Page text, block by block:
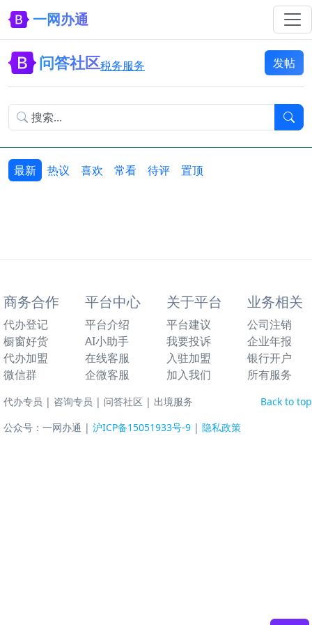
一网办通
问答社区税务服务 发帖
最新 热议 喜欢 常看 待评 置顶
商务合作
代办登记
橱窗好货
代办加盟
微信群
平台中心
平台介绍
AI小助手
在线客服
企微客服
关于平台
平台建议
我要投诉
入驻加盟
加入我们
业务相关
公司注销
企业年报
银行开户
所有服务
Back to top
代办专员 | 咨询专员 | 问答社区 | 出境服务
公众号：一网办通 | 沪ICP备15051933号-9 | 隐私政策